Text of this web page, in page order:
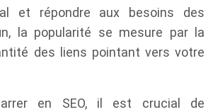
et répondre aux besoins des
la popularité se mesure par la
des liens pointant vers votre
en SEO, il est crucial de